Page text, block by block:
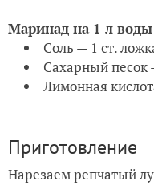
Маринад на 1 л воды
Соль — 1 ст.
Сахарный песок
Лимонная
Приготовление
Нарезаем репчатый